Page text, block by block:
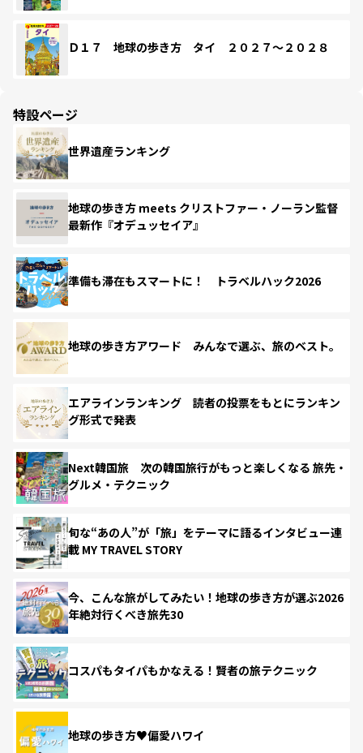
Ｄ１７ 地球の歩き方 タイ ２０２７～２０２８
特設ページ
世界遺産ランキング
地球の歩き方 meets クリストファー・ノーラン監督
最新作『オデュッセイア』
準備も滞在もスマートに！ トラベルハック2026
地球の歩き方アワード みんなで選ぶ、旅のベスト。
エアラインランキング 読者の投票をもとにランキン
グ形式で発表
Next韓国旅 次の韓国旅行がもっと楽しくなる 旅先・
グルメ・テクニック
旬な“あの人”が「旅」をテーマに語るインタビュー連
載 MY TRAVEL STORY
今、こんな旅がしてみたい！地球の歩き方が選ぶ2026
年絶対行くべき旅先30
コスパもタイパもかなえる！賢者の旅テクニック
地球の歩き方♥偏愛ハワイ